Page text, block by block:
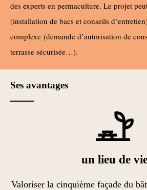
des experts en permaculture. Le projet
(installation de bacs et conseils
complexe (demande d’autorisation de
terrasse sécurisée…).
Ses avantages
un lieu de
Valoriser la cinquième façade du